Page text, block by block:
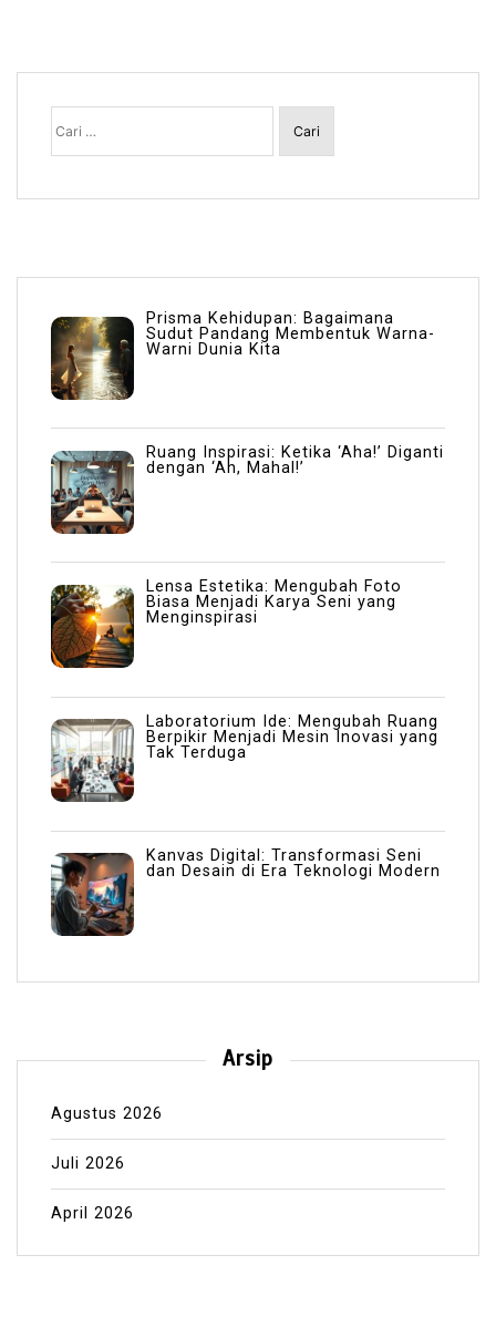
Cari
untuk:
Prisma Kehidupan: Bagaimana
Sudut Pandang Membentuk Warna-
Warni Dunia Kita
Ruang Inspirasi: Ketika ‘Aha!’ Diganti
dengan ‘Ah, Mahal!’
Lensa Estetika: Mengubah Foto
Biasa Menjadi Karya Seni yang
Menginspirasi
Laboratorium Ide: Mengubah Ruang
Berpikir Menjadi Mesin Inovasi yang
Tak Terduga
Kanvas Digital: Transformasi Seni
dan Desain di Era Teknologi Modern
Arsip
Agustus 2026
Juli 2026
April 2026